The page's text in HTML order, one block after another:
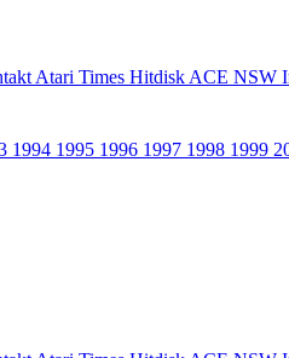
Atari Times Hitdisk ACE NSW
1994 1995 1996 1997 1998 1999